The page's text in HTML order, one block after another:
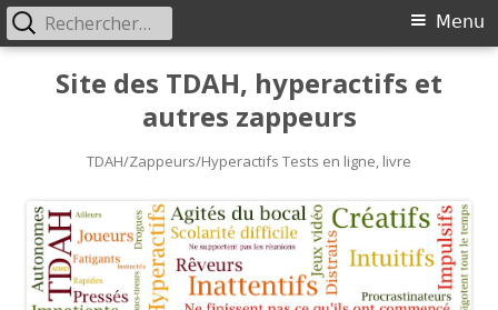
Site des TDAH, hyperactifs et
autres zappeurs
TDAH/Zappeurs/Hyperactifs Tests en ligne, livre
Primary
Menu
Menu
Rechercher :